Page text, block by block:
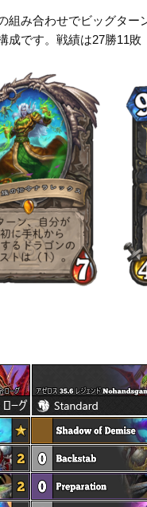
み合わせでビッグター
成です。戦績は27勝11敗